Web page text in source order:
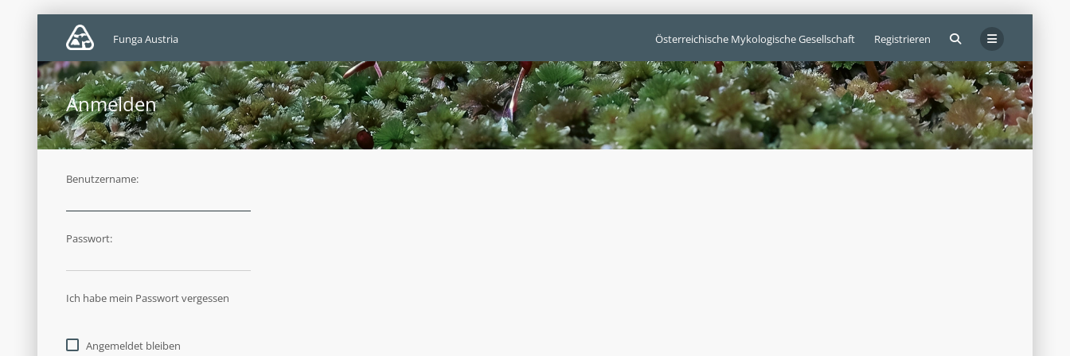
Österreichische Mykologische Gesellschaft Registrieren
Funga Austria
Anmelden
Benutzername:
Passwort:
Ich habe mein Passwort vergessen
Angemeldet bleiben